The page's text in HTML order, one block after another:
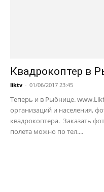
Квадрокоптер в
liktv - 01/06/2017 23:45
Теперь и в Рыбнице.
организаций и населения,
квадрокоптера. Заказать
полета можно по тел....